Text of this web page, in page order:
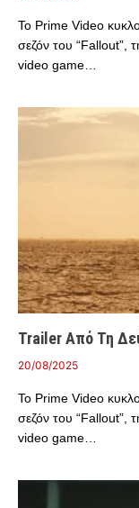
Το Prime Video
σεζόν του “Fallout”,
video game…
Trailer Από Τη
20/08/2025
Το Prime Video
σεζόν του “Fallout”,
video game…